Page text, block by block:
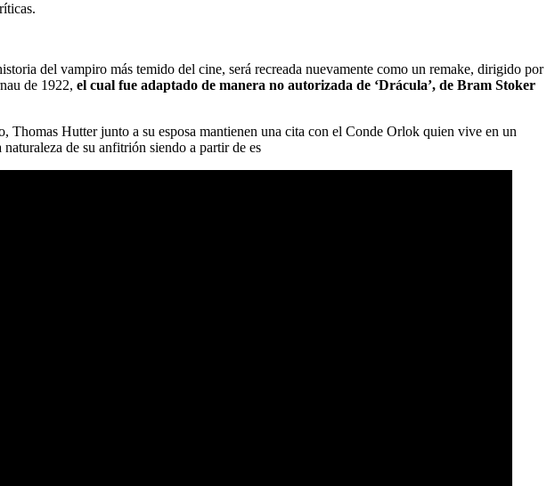
del vampiro más temido del cine, será recreada nuevamente como un remake, dirigido por
de 1922, el cual fue adaptado de manera no autorizada de ‘Drácula’, de Bram Stoker
Hutter junto a su esposa mantienen una cita con el Conde Orlok quien vive en un
de su anfitrión siendo a partir de es